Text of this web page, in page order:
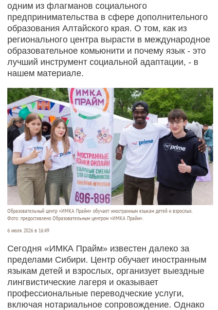
одним из флагманов социального
предпринимательства в сфере дополнительного
образования Алтайского края. О том, как из
регионального центра вырасти в международное
образовательное комьюнити и почему язык - это
лучший инструмент социальной адаптации, - в
нашем материале.
Образовательный центр «ИМКА Прайм» обучает иностранным языкам детей и взрослых.
Фото: предоставлено Образовательным центром «ИМКА Прайм».
6 июля 2026 в 16:49
Сегодня «ИМКА Прайм» известен далеко за
пределами Сибири. Центр обучает иностранным
языкам детей и взрослых, организует выездные
лингвистические лагеря и оказывает
профессиональные переводческие услуги,
включая нотариальное сопровождение. Однако